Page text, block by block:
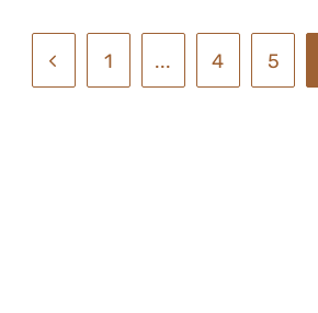
1 ... 4 5